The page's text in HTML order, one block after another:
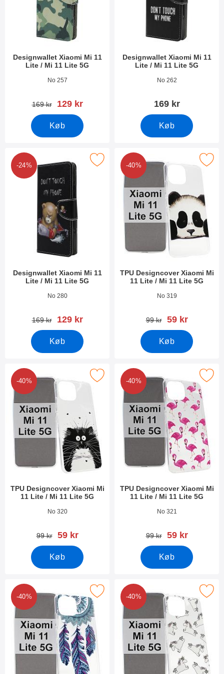
Designwallet Xiaomi Mi 11
Lite / Mi 11 Lite 5G
Varenr 40653No 257
pris
169 kr pris
129 kr
Køb
Designwallet Xiaomi Mi 11
Lite / Mi 11 Lite 5G
Varenr 40650No 262
169 kr
Køb
-24%
Designwallet Xiaomi Mi 11
Lite / Mi 11 Lite 5G
Varenr 40579No 280
pris
169 kr pris
129 kr
Køb
designwallet Xiaomi Mi 11 Lite / Mi 11 Lite 5G som favorit
-40%
TPU Designcover Xiaomi Mi
11 Lite / Mi 11 Lite 5G
Varenr 40649No 319
pris
99 kr pris
59 kr
Køb
Marker tPU Designcover Xiaomi Mi 11
-40%
TPU Designcover Xiaomi Mi
11 Lite / Mi 11 Lite 5G
Varenr 40648No 320
pris
99 kr pris
59 kr
Køb
Designcover Xiaomi Mi 11 Lite / Mi 11 Lite 5G som favorit
-40%
TPU Designcover Xiaomi Mi
11 Lite / Mi 11 Lite 5G
Varenr 40647No 321
pris
99 kr pris
59 kr
Køb
Marker tPU Designcover Xiaomi Mi 11
-40%
Designcover Xiaomi Mi 11 Lite / Mi 11 Lite 5G som favorit
-40%
Marker tPU Designcover Xiaomi Mi 11